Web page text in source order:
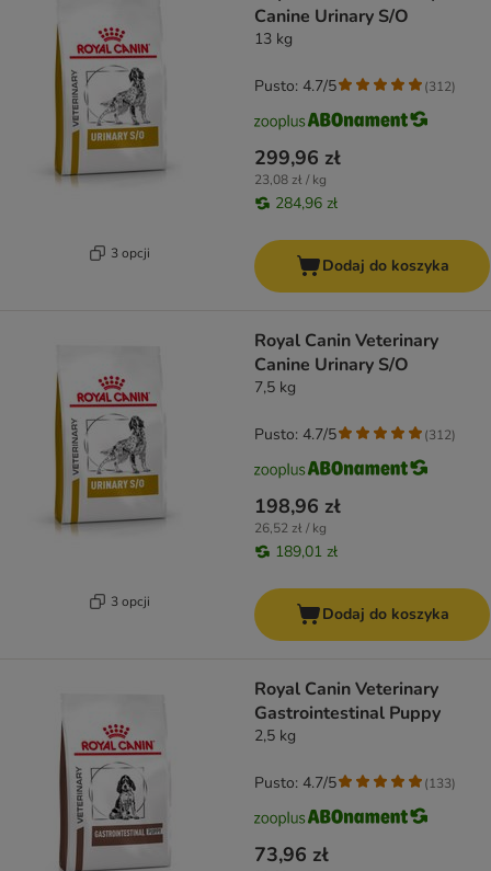
3 opcji
Canine Urinary S/O
13 kg
299,96 zł
23,08 zł / kg
284,96 zł
Pusto: 4.7/5 (312)
Dodaj do koszyka
3 opcji
Royal Canin Veterinary
Canine Urinary S/O
7,5 kg
198,96 zł
26,52 zł / kg
189,01 zł
Pusto: 4.7/5 (312)
Dodaj do koszyka
Royal Canin Veterinary
Gastrointestinal Puppy
2,5 kg
73,96 zł
Pusto: 4.7/5 (133)